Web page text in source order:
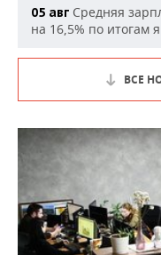
05 авг Средняя
на 16,5% по итогам
ВСЕ